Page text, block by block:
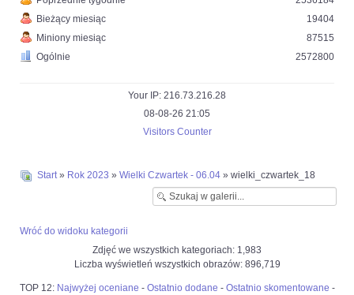
Bieżący miesiąc
Miniony miesiąc
Ogólnie
19404
87515
2572800
Your IP: 216.73.216.28
08-08-26 21:05
Visitors Counter
Start» Rok 2023 » Wielki Czwartek - 06.04 » wielki_czwartek_18
Wróć do widoku kategorii
Zdjęć we wszystkich kategoriach: 1,983
Liczba wyświetleń wszystkich obrazów: 896,719
TOP 12: Najwyżej oceniane - Ostatnio dodane - Ostatnio skomentowane -